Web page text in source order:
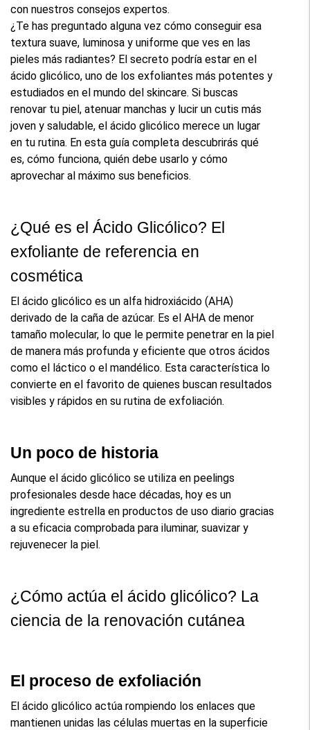
con nuestros consejos expertos.
¿Te has preguntado alguna vez cómo conseguir esa
textura suave, luminosa y uniforme que ves en las
pieles más radiantes? El secreto podría estar en el
ácido glicólico, uno de los exfoliantes más potentes y
estudiados en el mundo del skincare. Si buscas
renovar tu piel, atenuar manchas y lucir un cutis más
joven y saludable, el ácido glicólico merece un lugar
en tu rutina. En esta guía completa descubrirás qué
es, cómo funciona, quién debe usarlo y cómo
aprovechar al máximo sus beneficios.
¿Qué es el Ácido Glicólico? El
exfoliante de referencia en
cosmética
El ácido glicólico es un alfa hidroxiácido (AHA)
derivado de la caña de azúcar. Es el AHA de menor
tamaño molecular, lo que le permite penetrar en la piel
de manera más profunda y eficiente que otros ácidos
como el láctico o el mandélico. Esta característica lo
convierte en el favorito de quienes buscan resultados
visibles y rápidos en su rutina de exfoliación.
Un poco de historia
Aunque el ácido glicólico se utiliza en peelings
profesionales desde hace décadas, hoy es un
ingrediente estrella en productos de uso diario gracias
a su eficacia comprobada para iluminar, suavizar y
rejuvenecer la piel.
¿Cómo actúa el ácido glicólico? La
ciencia de la renovación cutánea
El proceso de exfoliación
El ácido glicólico actúa rompiendo los enlaces que
mantienen unidas las células muertas en la superficie